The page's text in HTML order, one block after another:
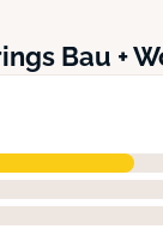
Bau +